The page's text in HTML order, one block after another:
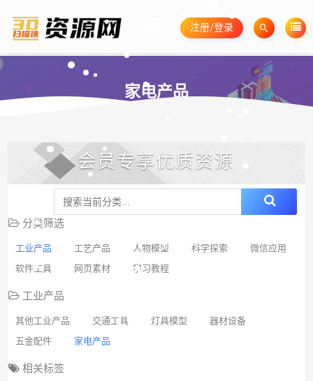
注册/登录
家电产品
会员专享优质资源
分类筛选
工业产品 工艺产品 人物模型 科学探索 微信应用
软件工具 网页素材 学习教程
工业产品
其他工业产品 交通工具 灯具模型 器材设备
五金配件 家电产品
相关标签